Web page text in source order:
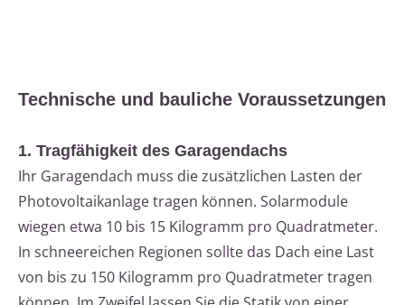
Technische und bauliche Voraussetzungen
1. Tragfähigkeit des Garagendachs
Ihr Garagendach muss die zusätzlichen Lasten der
Photovoltaikanlage tragen können. Solarmodule
wiegen etwa 10 bis 15 Kilogramm pro Quadratmeter.
In schneereichen Regionen sollte das Dach eine Last
von bis zu 150 Kilogramm pro Quadratmeter tragen